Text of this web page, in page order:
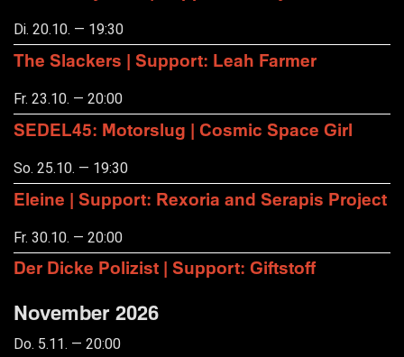
Di. 20.10. — 19:30
The Slackers | Support: Leah Farmer
Fr. 23.10. — 20:00
SEDEL45: Motorslug | Cosmic Space Girl
So. 25.10. — 19:30
Eleine | Support: Rexoria and Serapis Project
Fr. 30.10. — 20:00
Der Dicke Polizist | Support: Giftstoff
November 2026
Do. 5.11. — 20:00